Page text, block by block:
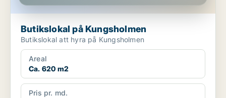
Butikslokal på Kungsholmen
Butikslokal att hyra på Kungsholmen
Areal
Ca. 620 m2
Pris pr. md.